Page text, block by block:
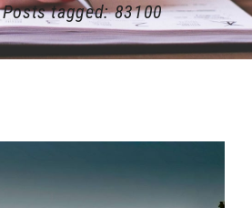
Posts tagged: 83100